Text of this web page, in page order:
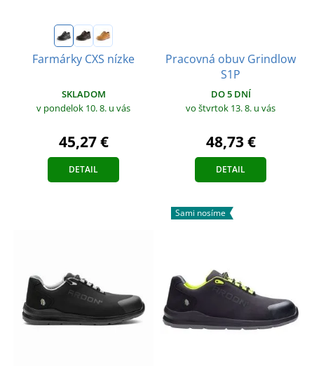
Farmárky CXS nízke
SKLADOM
v pondelok 10. 8. u vás
45,27 €
DETAIL
Pracovná obuv Grindlow
S1P
DO 5 DNÍ
vo štvrtok 13. 8. u vás
48,73 €
DETAIL
Sami nosíme